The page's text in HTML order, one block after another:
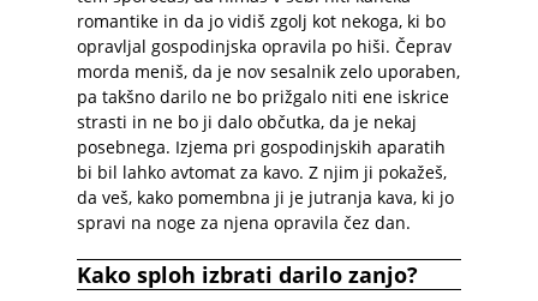
romantike in da jo vidiš zgolj kot nekoga, ki bo
opravljal gospodinjska opravila po hiši. Čeprav
morda meniš, da je nov sesalnik zelo uporaben,
pa takšno darilo ne bo prižgalo niti ene iskrice
strasti in ne bo ji dalo občutka, da je nekaj
posebnega. Izjema pri gospodinjskih aparatih
bi bil lahko avtomat za kavo. Z njim ji pokažeš,
da veš, kako pomembna ji je jutranja kava, ki jo
spravi na noge za njena opravila čez dan.
Kako sploh izbrati darilo zanjo?